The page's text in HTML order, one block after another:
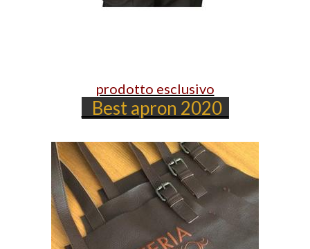
prodotto esclusivo
Best apron 2020